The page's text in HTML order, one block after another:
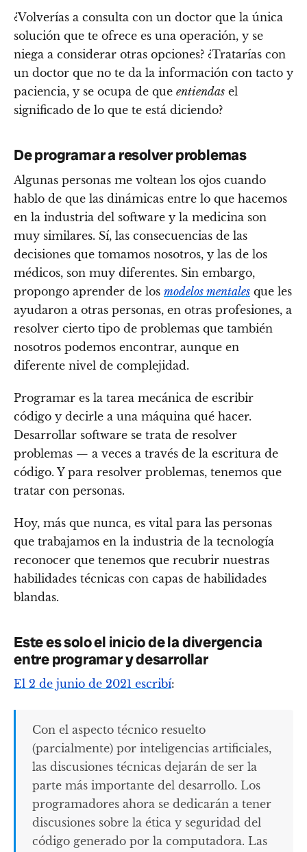
¿Volverías a consulta con un doctor que la única
solución que te ofrece es una operación, y se
niega a considerar otras opciones? ¿Tratarías con
un doctor que no te da la información con tacto y
paciencia, y se ocupa de que entiendas el
significado de lo que te está diciendo?
De programar a resolver problemas
Algunas personas me voltean los ojos cuando
hablo de que las dinámicas entre lo que hacemos
en la industria del software y la medicina son
muy similares. Sí, las consecuencias de las
decisiones que tomamos nosotros, y las de los
médicos, son muy diferentes. Sin embargo,
propongo aprender de los modelos mentales que les
ayudaron a otras personas, en otras profesiones, a
resolver cierto tipo de problemas que también
nosotros podemos encontrar, aunque en
diferente nivel de complejidad.
Programar es la tarea mecánica de escribir
código y decirle a una máquina qué hacer.
Desarrollar software se trata de resolver
problemas — a veces a través de la escritura de
código. Y para resolver problemas, tenemos que
tratar con personas.
Hoy, más que nunca, es vital para las personas
que trabajamos en la industria de la tecnología
reconocer que tenemos que recubrir nuestras
habilidades técnicas con capas de habilidades
blandas.
Este es solo el inicio de la divergencia
entre programar y desarrollar
El 2 de junio de 2021 escribí:
Con el aspecto técnico resuelto
(parcialmente) por inteligencias artificiales,
las discusiones técnicas dejarán de ser la
parte más importante del desarrollo. Los
programadores ahora se dedicarán a tener
discusiones sobre la ética y seguridad del
código generado por la computadora. Las